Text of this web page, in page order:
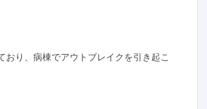
り、病棟でアウトブレイクを引き起こ